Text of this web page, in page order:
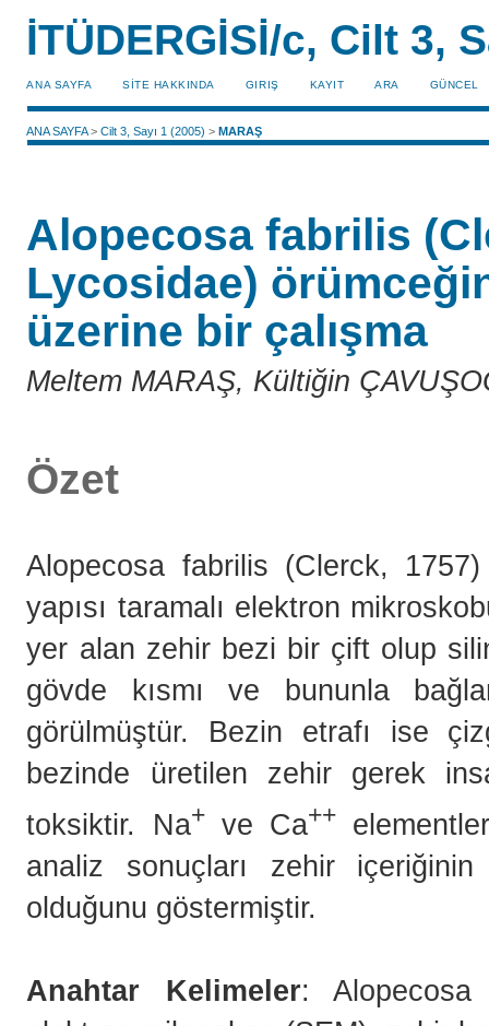
İTÜDERGİSİ/c, Cilt 3,
ANA SAYFA SİTE HAKKINDA GIRIŞ KAYIT ARA GÜNCEL
ANA SAYFA>Cilt 3, Sayı 1 (2005) >MARAŞ
Alopecosa fabrilis
Lycosidae)
üzerine bir çalışma
Meltem MARAŞ, Kültiğin
Özet
Alopecosa fabrilis (Clerck,
yapısı taramalı elektron
yer alan zehir bezi bir çift olup
gövde kısmı ve bununla
görülmüştür. Bezin etrafı ise
bezinde üretilen zehir gerek
toksiktir. Na+ve Ca++
analiz sonuçları zehir
olduğunu göstermiştir.
Anahtar Kelimeler: Alopecosa